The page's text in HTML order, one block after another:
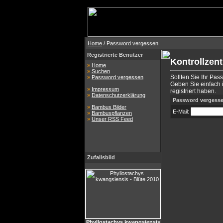
Home / Password vergessen
Registrierte Benutzer
» Home
» Suchen
» Password vergessen
» Impressum
» Datenschutzerklärung
» Bambus Bilder
» Bambuspflanzen
» Unser RSS Feed
Zufallsbild
Sollten Sie Ihr
Geben Sie einfach
registriert haben.
Password
E-Mail: